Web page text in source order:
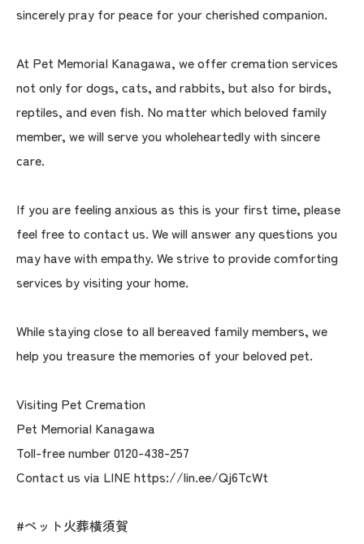
sincerely pray for peace for your cherished companion.
At Pet Memorial Kanagawa, we offer cremation services
not only for dogs, cats, and rabbits, but also for birds,
reptiles, and even fish. No matter which beloved family
member, we will serve you wholeheartedly with sincere
care.
If you are feeling anxious as this is your first time, please
feel free to contact us. We will answer any questions you
may have with empathy. We strive to provide comforting
services by visiting your home.
While staying close to all bereaved family members, we
help you treasure the memories of your beloved pet.
Visiting Pet Cremation
Pet Memorial Kanagawa
Toll-free number 0120-438-257
Contact us via LINE https://lin.ee/Qj6TcWt
#ペット火葬横須賀